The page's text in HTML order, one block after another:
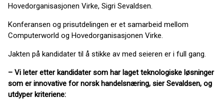
Hovedorganisasjonen Virke, Sigri Sevaldsen.
Konferansen og prisutdelingen er et samarbeid mellom
Computerworld og Hovedorganisasjonen Virke.
Jakten på kandidater til å stikke av med seieren er i full gang.
– Vi leter etter kandidater som har laget teknologiske løsninger
som er innovative for norsk handelsnæring, sier Sevaldsen, og
utdyper kriteriene: